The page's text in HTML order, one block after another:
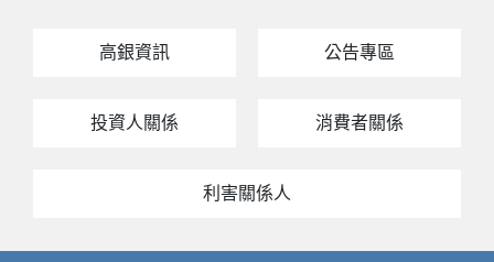
高銀資訊 公告專區
投資人關係 消費者關係
利害關係人